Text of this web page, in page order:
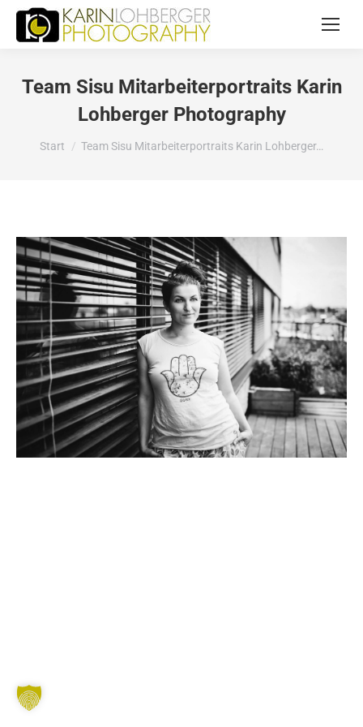
Team Sisu Mitarbeiterportraits Karin
Lohberger Photography
Sie befinden sich hier:
Start Team Sisu Mitarbeiterportraits Karin Lohberger…